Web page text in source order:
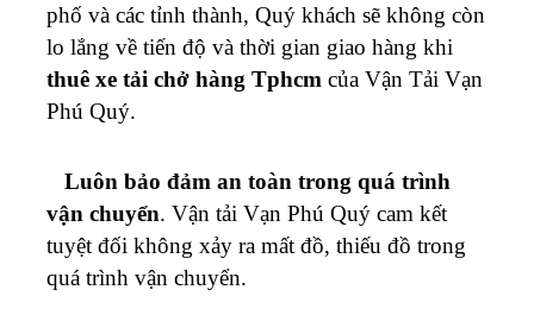
phố và các tỉnh thành, Quý khách sẽ không còn
lo lắng về tiến độ và thời gian giao hàng khi
thuê xe tải chở hàng Tphcm của Vận Tải Vạn
Phú Quý.
Luôn bảo đảm an toàn trong quá trình
vận chuyển. Vận tải Vạn Phú Quý cam kết
tuyệt đối không xảy ra mất đồ, thiếu đồ trong
quá trình vận chuyển.